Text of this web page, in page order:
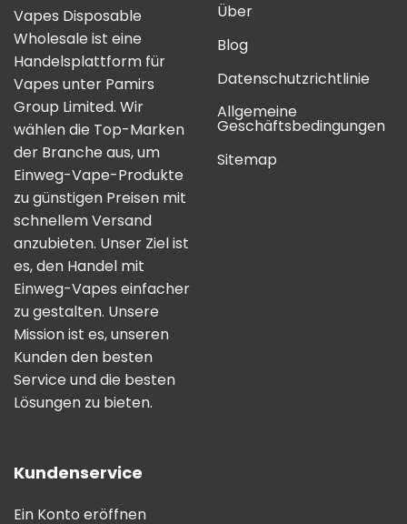
Vapes Disposable
Wholesale ist eine
Handelsplattform für
Vapes unter Pamirs
Group Limited. Wir
wählen die Top-Marken
der Branche aus, um
Einweg-Vape-Produkte
zu günstigen Preisen mit
schnellem Versand
anzubieten. Unser Ziel ist
es, den Handel mit
Einweg-Vapes einfacher
zu gestalten. Unsere
Mission ist es, unseren
Kunden den besten
Service und die besten
Lösungen zu bieten.
Über
Blog
Datenschutzrichtlinie
Allgemeine
Geschäftsbedingungen
Sitemap
Kundenservice
Ein Konto eröffnen